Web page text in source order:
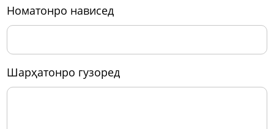
номатонро нависед
шарҳатонро гузоред